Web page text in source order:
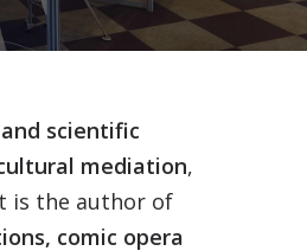
scientific
mediation,
is the author of
comic opera